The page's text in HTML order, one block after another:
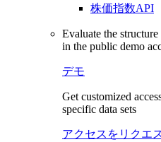
株価指数API
Evaluate the
in the public demo
デモ
Get customized
specific data sets
アクセスをリクエ